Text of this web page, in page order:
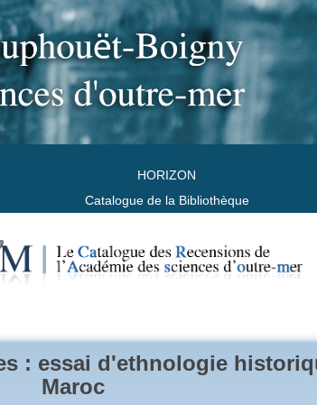
HORIZON
Catalogue de la Bibliothèque
: essai d'ethnologie
Maroc